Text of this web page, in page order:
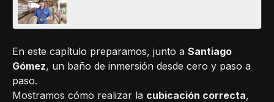
En este capítulo preparamos, junto a Santiago
Gómez, un baño de inmersión desde cero y paso a
paso.
Mostramos cómo realizar la cubicación correcta,